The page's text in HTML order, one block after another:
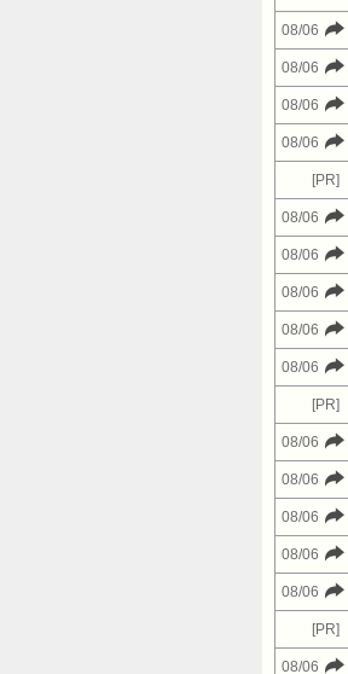
08/06
08/06
08/06
08/06
[PR]
08/06
08/06
08/06
08/06
08/06
[PR]
08/06
08/06
08/06
08/06
08/06
[PR]
08/06